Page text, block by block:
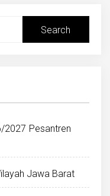
2027 Pesantren
Jawa Barat